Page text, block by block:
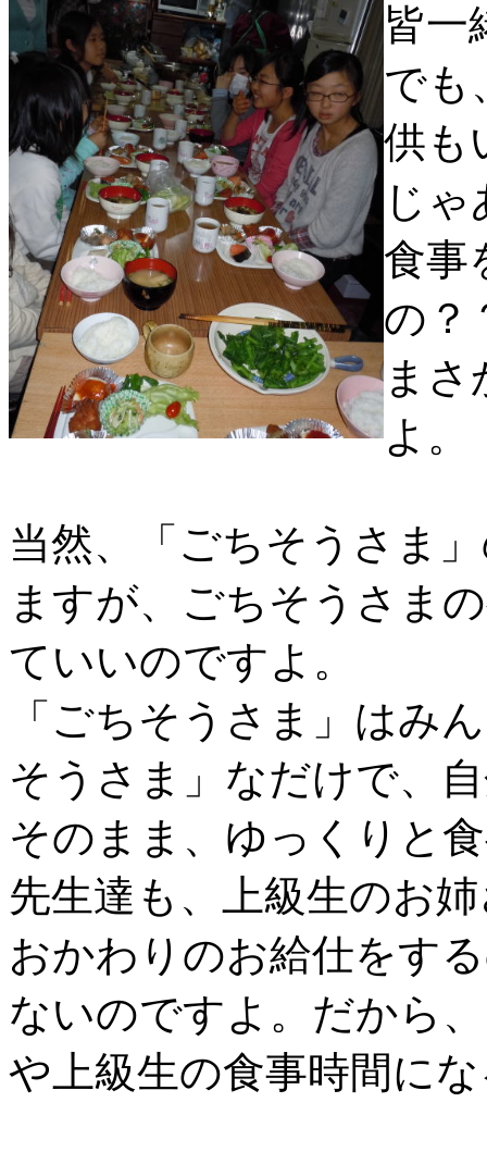
皆一
でも
供も
じ
食事
の？
ま
よ。
当然、「ごちそうさま
ますが、ごちそうさま
ていいのですよ。
「ごちそうさま」はみ
そうさま」なだけで、
そのまま、ゆっくりと
先生達も、上級生のお
おかわりのお給仕をす
ないのですよ。だから
や上級生の食事時間に